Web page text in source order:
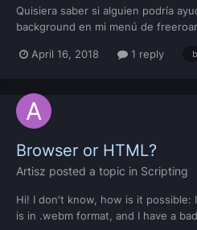
Quisiera saber si alguien podría
background en mi menú de
favor si alguien podría ayudarme
April 16, 2018 1 reply
Browser or HTML?
Artisz posted a topic in Scripting
Hi! I don't know, how is it
is in .webm format, and I have a